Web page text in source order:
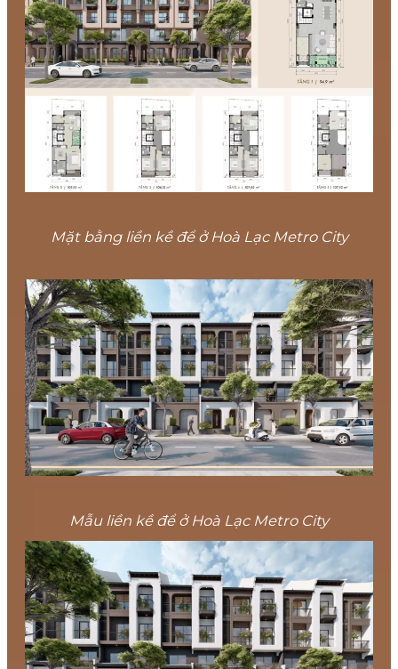
Mặt bằng liền kề để ở Hoà Lạc Metro City
Mẫu liền kề để ở Hoà Lạc Metro City